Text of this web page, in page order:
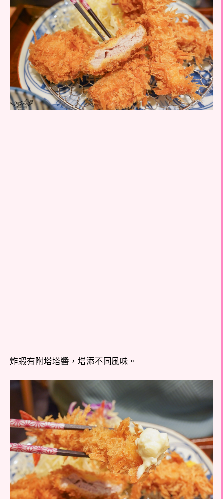
炸蝦有附塔塔醬，增添不同風味。